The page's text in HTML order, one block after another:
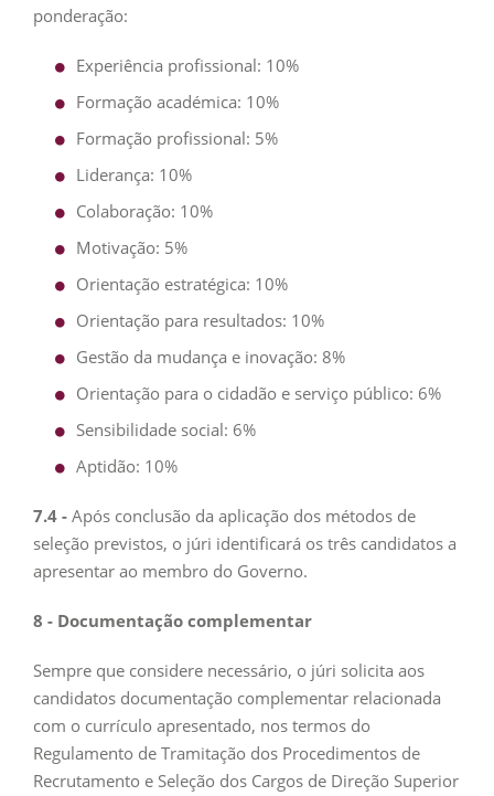
ponderação:
Experiência profissional: 10%
Formação académica: 10%
Formação profissional: 5%
Liderança: 10%
Colaboração: 10%
Motivação: 5%
Orientação estratégica: 10%
Orientação para resultados: 10%
Gestão da mudança e inovação: 8%
Orientação para o cidadão e serviço público: 6%
Sensibilidade social: 6%
Aptidão: 10%
7.4 - Após conclusão da aplicação dos métodos de
seleção previstos, o júri identificará os três candidatos a
apresentar ao membro do Governo.
8 - Documentação complementar
Sempre que considere necessário, o júri solicita aos
candidatos documentação complementar relacionada
com o currículo apresentado, nos termos do
Regulamento de Tramitação dos Procedimentos de
Recrutamento e Seleção dos Cargos de Direção Superior